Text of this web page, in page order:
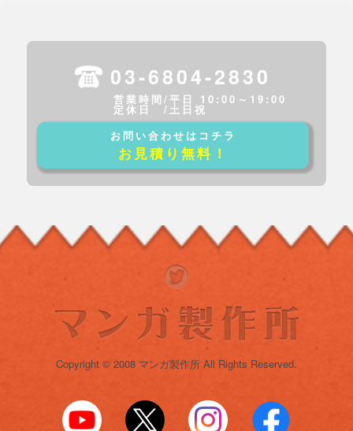
03-6804-2830
営業時間/平日 10:00～19:00
定休日 /土日祝
お問い合わせはコチラ
お見積り無料！
Copyright © 2008 マンガ製作所 All Rights Reserved.